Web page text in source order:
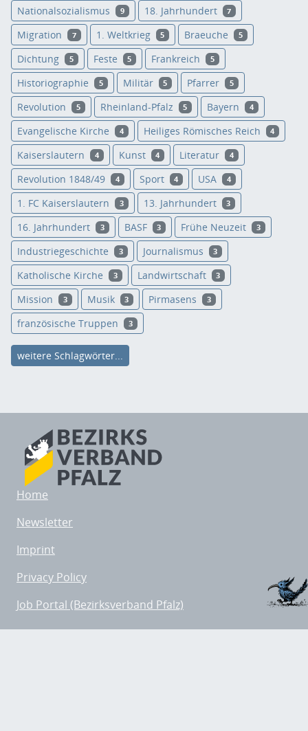
Nationalsozialismus 9 18. Jahrhundert 7
Migration 7 1. Weltkrieg 5 Braeuche 5
Dichtung 5 Feste 5 Frankreich 5
Historiographie 5 Militär 5 Pfarrer 5
Revolution 5 Rheinland-Pfalz 5 Bayern 4
Evangelische Kirche 4 Heiliges Römisches Reich 4
Kaiserslautern 4 Kunst 4 Literatur 4
Revolution 1848/49 4 Sport 4 USA 4
1. FC Kaiserslautern 3 13. Jahrhundert 3
16. Jahrhundert 3 BASF 3 Frühe Neuzeit 3
Industriegeschichte 3 Journalismus 3
Katholische Kirche 3 Landwirtschaft 3
Mission 3 Musik 3 Pirmasens 3
französische Truppen 3
weitere Schlagwörter...
Home
Newsletter
Imprint
Privacy Policy
Job Portal (Bezirksverband Pfalz)